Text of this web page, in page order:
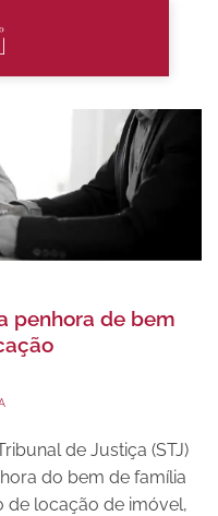
penhora de bem
de Justiça (STJ)
do bem de família
de locação de imóvel,